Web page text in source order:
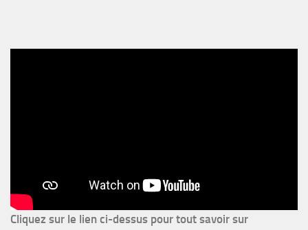
Cliquez sur le lien ci-dessus pour tout savoir sur